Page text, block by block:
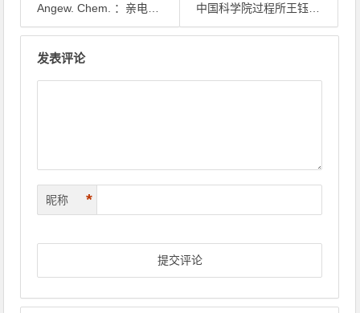
Angew. Chem. ：亲电取代转金属实现的通用无碱Suzuki-Miyaura交叉偶联
中国科学院过程所王钰课题组ACB：分级限域Cuδ+基光热纳米片实现纳米聚苯乙烯的高效降解与转化
发表评论
昵称 *